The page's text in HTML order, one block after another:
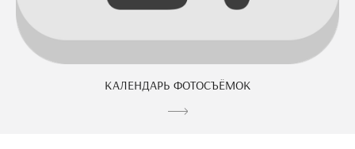
КАЛЕНДАРЬ ФОТОСЪЁМОК